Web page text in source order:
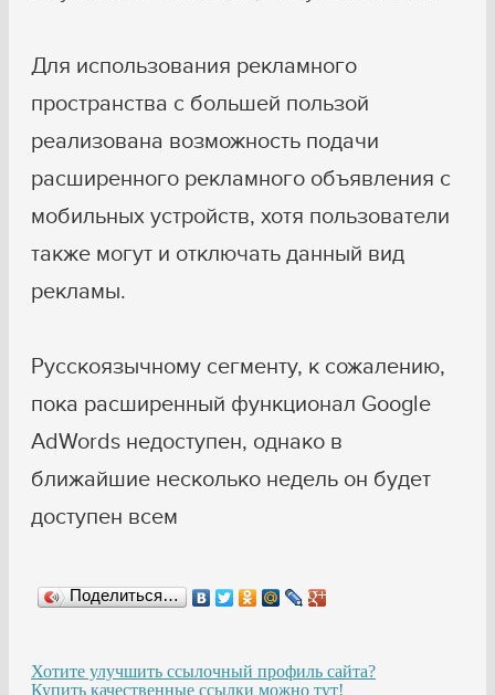
Для использования рекламного
пространства с большей пользой
реализована возможность подачи
расширенного рекламного объявления с
мобильных устройств, хотя пользователи
также могут и отключать данный вид
рекламы.
Русскоязычному сегменту, к сожалению,
пока расширенный функционал Google
AdWords недоступен, однако в
ближайшие несколько недель он будет
доступен всем
Поделиться…
Хотите улучшить ссылочный профиль сайта?
Купить качественные ссылки можно тут!